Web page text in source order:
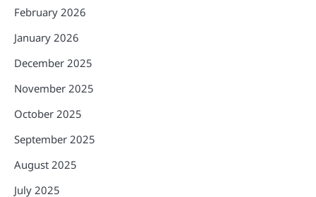
February 2026
January 2026
December 2025
November 2025
October 2025
September 2025
August 2025
July 2025